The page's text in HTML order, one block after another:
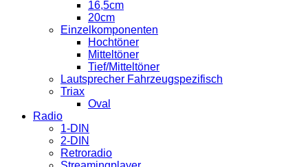
16,5cm
20cm
Einzelkomponenten
Hochtöner
Mitteltöner
Tief/Mitteltöner
Lautsprecher Fahrzeugspezifisch
Triax
Oval
Radio
1-DIN
2-DIN
Retroradio